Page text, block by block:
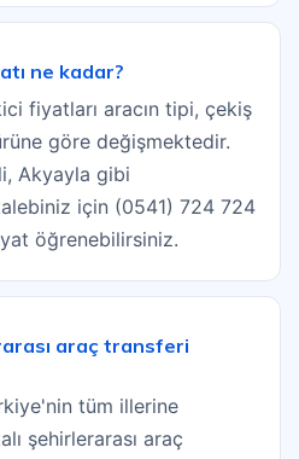
ne kadar?
fiyatları aracın tipi, çekiş
göre değişmektedir.
Akyayla gibi
için (0541) 724 724
öğrenebilirsiniz.
araç transferi
tüm illerine
şehirlerarası araç